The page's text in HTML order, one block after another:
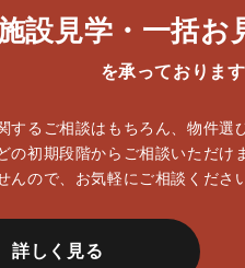
設見学・一括お
を承っております
するご相談はもちろん、物件選
の初期段階からご相談いただけ
んので、お気軽にご相談くださ
詳しく見る